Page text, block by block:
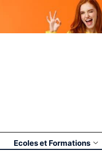
Ecoles et Formations